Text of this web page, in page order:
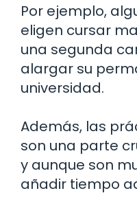
Por ejemplo,
eligen cursar
una segunda
alargar su
universidad.
Además, las
son una parte
y aunque son
añadir tiempo